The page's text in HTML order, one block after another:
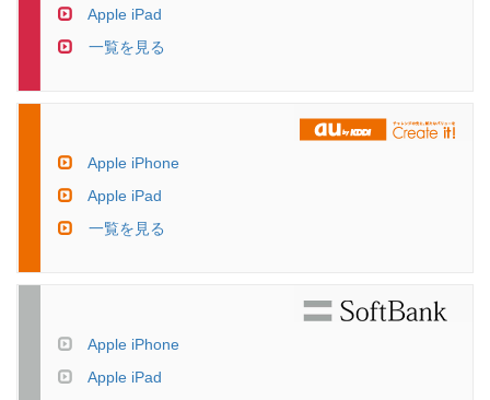
Apple iPad
一覧を見る
Apple iPhone
Apple iPad
一覧を見る
Apple iPhone
Apple iPad